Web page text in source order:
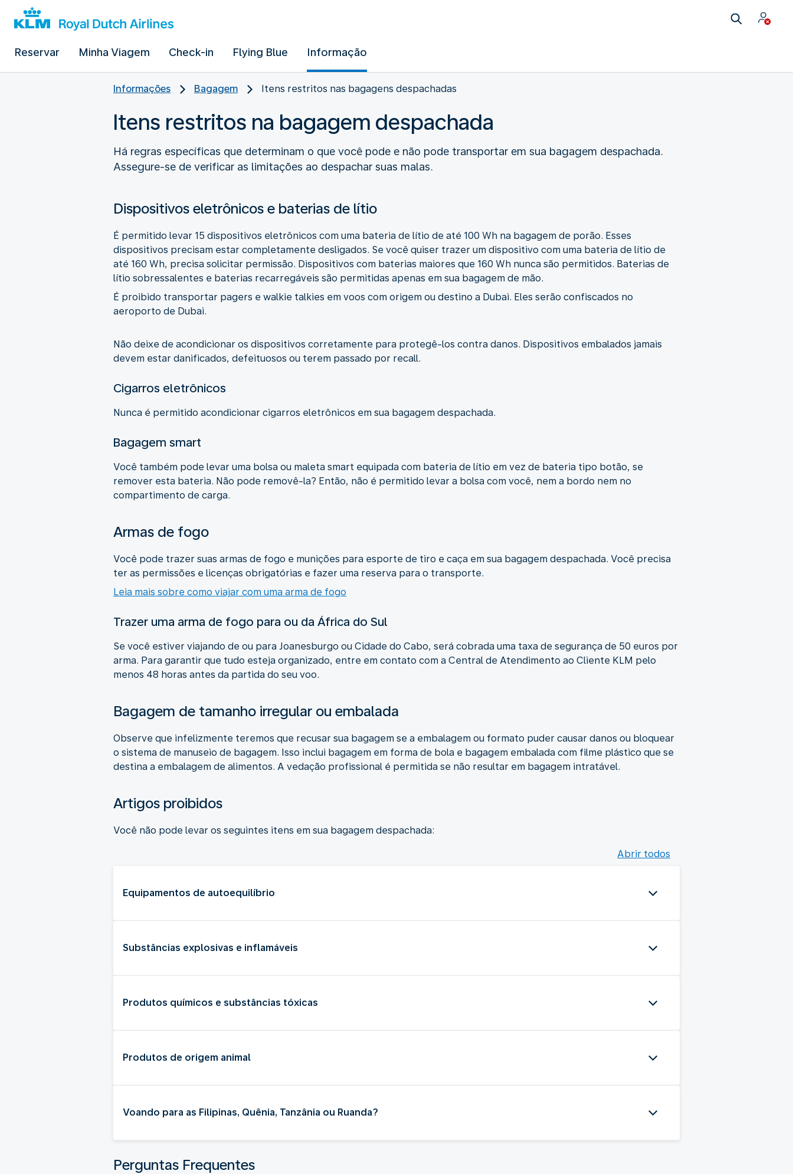
Reservar Minha Viagem Check-in Flying Blue Informação
Informações Bagagem Itens restritos nas bagagens despachadas
Itens restritos na bagagem despachada
Há regras específicas que determinam o que você pode e não pode transportar em sua bagagem despachada.
Assegure-se de verificar as limitações ao despachar suas malas.
Dispositivos eletrônicos e baterias de lítio
É permitido levar 15 dispositivos eletrônicos com uma bateria de lítio de até 100 Wh na bagagem de porão. Esses
dispositivos precisam estar completamente desligados. Se você quiser trazer um dispositivo com uma bateria de lítio de
até 160 Wh, precisa solicitar permissão. Dispositivos com baterias maiores que 160 Wh nunca são permitidos. Baterias de
lítio sobressalentes e baterias recarregáveis são permitidas apenas em sua bagagem de mão.
É proibido transportar pagers e walkie talkies em voos com origem ou destino a Dubai. Eles serão confiscados no
aeroporto de Dubai.
Não deixe de acondicionar os dispositivos corretamente para protegê-los contra danos. Dispositivos embalados jamais
devem estar danificados, defeituosos ou terem passado por recall.
Cigarros eletrônicos
Nunca é permitido acondicionar cigarros eletrônicos em sua bagagem despachada.
Bagagem smart
Você também pode levar uma bolsa ou maleta smart equipada com bateria de lítio em vez de bateria tipo botão, se
remover esta bateria. Não pode removê-la? Então, não é permitido levar a bolsa com você, nem a bordo nem no
compartimento de carga.
Armas de fogo
Você pode trazer suas armas de fogo e munições para esporte de tiro e caça em sua bagagem despachada. Você precisa
ter as permissões e licenças obrigatórias e fazer uma reserva para o transporte.
Leia mais sobre como viajar com uma arma de fogo
Trazer uma arma de fogo para ou da África do Sul
Se você estiver viajando de ou para Joanesburgo ou Cidade do Cabo, será cobrada uma taxa de segurança de 50 euros por
arma. Para garantir que tudo esteja organizado, entre em contato com a Central de Atendimento ao Cliente KLM pelo
menos 48 horas antes da partida do seu voo.
Bagagem de tamanho irregular ou embalada
Observe que infelizmente teremos que recusar sua bagagem se a embalagem ou formato puder causar danos ou bloquear
o sistema de manuseio de bagagem. Isso inclui bagagem em forma de bola e bagagem embalada com filme plástico que se
destina a embalagem de alimentos. A vedação profissional é permitida se não resultar em bagagem intratável.
Artigos proibidos
Você não pode levar os seguintes itens em sua bagagem despachada:
Abrir todos
Equipamentos de autoequilíbrio
Substâncias explosivas e inflamáveis
Produtos químicos e substâncias tóxicas
Produtos de origem animal
Voando para as Filipinas, Quênia, Tanzânia ou Ruanda?
Perguntas Frequentes